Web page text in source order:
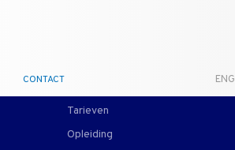
CONTACT ENG
Tarieven
Opleiding